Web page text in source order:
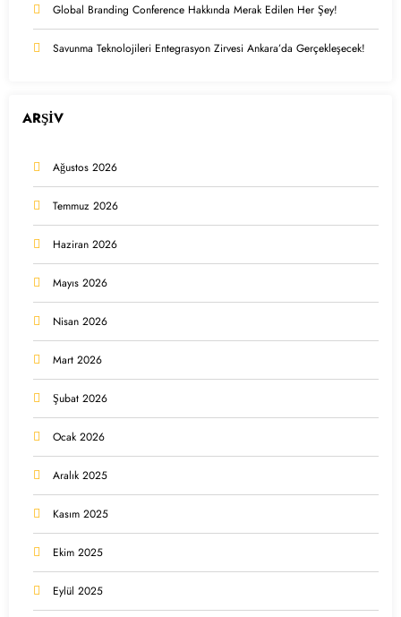
Global Branding Conference Hakkında Merak Edilen Her Şey!
Savunma Teknolojileri Entegrasyon Zirvesi Ankara’da Gerçekleşecek!
ARŞİV
Ağustos 2026
Temmuz 2026
Haziran 2026
Mayıs 2026
Nisan 2026
Mart 2026
Şubat 2026
Ocak 2026
Aralık 2025
Kasım 2025
Ekim 2025
Eylül 2025